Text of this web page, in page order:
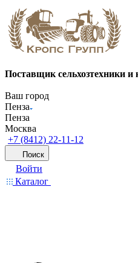
Поставщик сельхозтехники
Ваш город
Пенза
Пенза
Москва
+7 (8412) 22-11-12
Поиск
Войти
Каталог